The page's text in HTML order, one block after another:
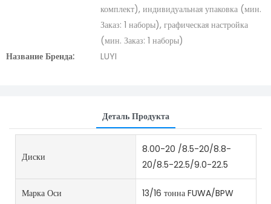
комплект), индивидуальная упаковка (мин.
Заказ: 1 наборы), графическая настройка
(мин. Заказ: 1 наборы)
Название Бренда:
LUYI
Деталь Продукта
Диски
8.00-20 /8.5-20/8.8-
20/8.5-22.5/9.0-22.5
Марка Оси 13/16 тонна FUWA/BPW